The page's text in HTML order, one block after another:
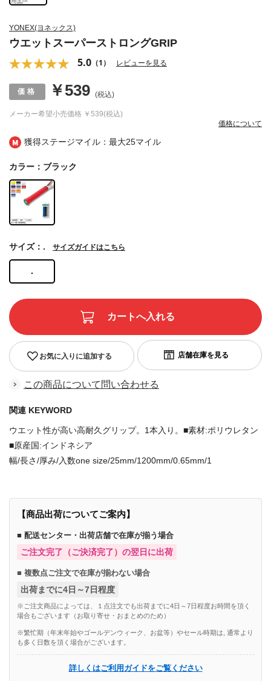
獲得ステージマイル：最大25マイル
YONEX(ヨネックス)
ウエットスーパーストロングGRIP
5.0 （1） レビューを見る
メーカー希望小売価格 ￥539(税込)
￥539 (税込)
価格について
カラー：ブラック
.
サイズ：. サイズガイドはこちら
お気に入りに追加する
この商品について問い合わせる
関連 KEYWORD
ウエット性が高い高耐久グリップ。1本入り。■素材:ポリウレタン
■原産国:インドネシア
幅/長さ/厚み/入数one size/25mm/1200mm/0.65mm/1
【商品出荷についてご案内】
■ 配送センター・出荷店舗で在庫が揃う場合
ご注文完了（ご決済完了）の翌日に出荷
■ 複数点ご注文で在庫が揃わない場合
出荷までに4日～7日程度
※ご注文商品によっては、１点注文でも出荷までに4日～7日程度お時間を頂く
場合もございます（お取り寄せ・おまとめのため）
※繁忙期（年末年始やゴールデンウィーク、お盆等）やセール時期は, 通常より
も多く日数を頂く場合がございます。
詳しくはご利用ガイドをご覧ください